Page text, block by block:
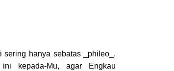
hanya sebatas _phileo_.
kepada-Mu, agar Engkau